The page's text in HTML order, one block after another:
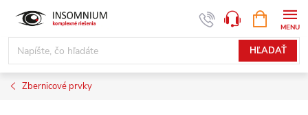
obsah
HĽADAŤ
KOŠÍK
Zbernicové prvky
www.insomnium.sk - Chat